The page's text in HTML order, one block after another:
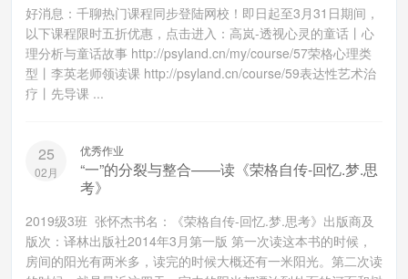
好消息：千聊热门课程同步登陆网校！即日起至3月31日期间，
以下课程限时五折优惠，点击进入：高岚-透视心灵的童话丨心
理分析与童话故事 http://psyland.cn/my/course/57荣格心理类
型丨李英老师领读课 http://psyland.cn/course/59表达性艺术治
疗丨先导课 ...
25
02月
优秀作业
“一”的分裂与整合——读《荣格自传-回忆.梦.思
考》
2019级3班 张怀杰书名：《荣格自传-回忆.梦.思考》出版商及
版次：译林出版社2014年3月第一版 第一次读这本书的时候，
房间的阳光有两米多，读完的时候大概还有一米阳光。第二次读